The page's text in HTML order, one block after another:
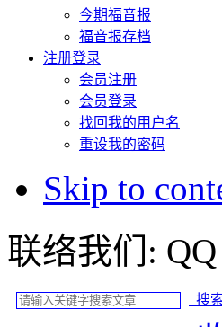
今期福音报
福音报存档
注册登录
会员注册
会员登录
找回我的用户名
重设我的密码
Skip to
联络我
搜